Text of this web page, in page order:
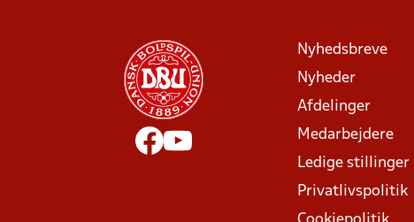
Nyhedsbreve
Nyheder
Afdelinger
Medarbejdere
Ledige stillinger
Privatlivspolitik